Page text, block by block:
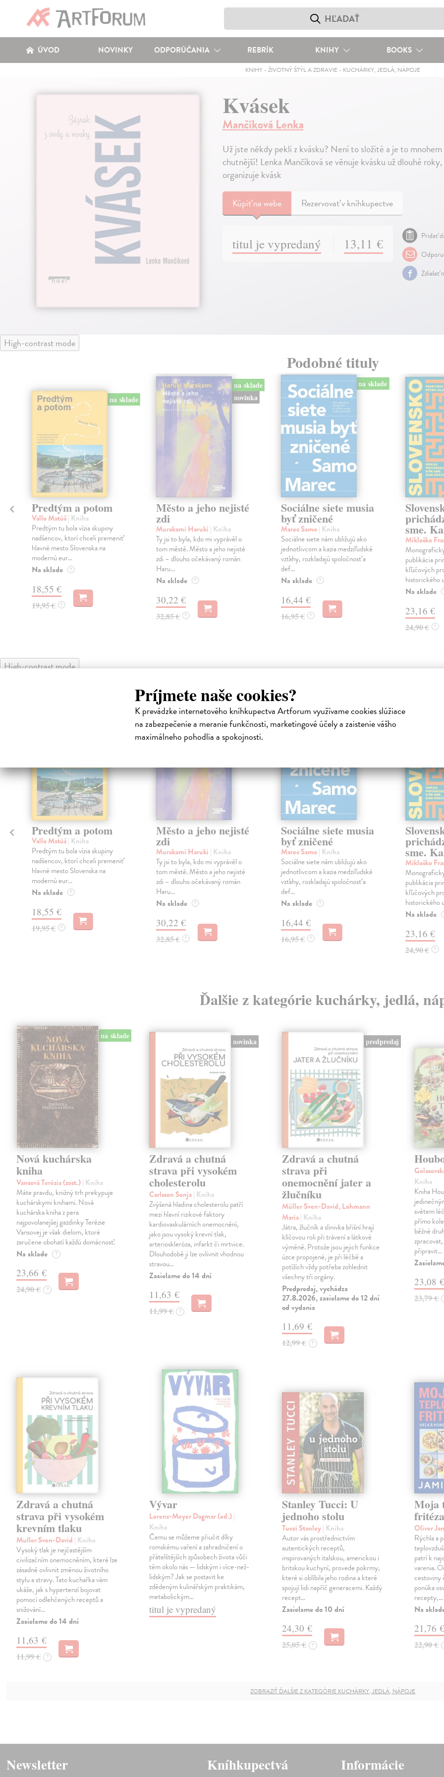
Príjmete naše cookies?
K prevádzke internetového kníhkupectva Artforum využívame cookies slúžiace
na zabezpečenie a meranie funkčnosti, marketingové účely a zaistenie vášho
maximálneho pohodlia a spokojnosti.
ÚVOD NOVINKY ODPORÚČANIA REBRÍK KNIHY BOOKS
KNIHY -ŽIVOTNÝ ŠTÝL A ZDRAVIE - KUCHÁRKY, JEDLÁ, NÁPOJE
Kvásek
Mančíková Lenka
Už jste někdy pekli z kvásku? Není to složité a je to mnohem
chutnější! Lenka Mančíková se věnuje kvásku už dlouhé
organizuje kvásk
Kúpiťna webe Rezervovať v kníhkupectve
titul je vypredaný 13,11 €
Pridať
Zdielať
High-contrast mode
Podobné tituly
na sklade
Predtým a potom
Vallo Matúš| Kniha
Predtým tu bola vízia skupiny
nadšencov, ktorí chceli premeniť
hlavné mesto Slovenska na
modernú eur...
Na sklade ?
18,55 €
19,95 € ?
na sklade
novinka
Město a jeho nejisté
zdi
Murakami Haruki | Kniha
Ty jsi to byla, kdo mi vyprávěl o
tom městě. Město a jeho nejisté
zdi – dlouho očekávaný román
Haru...
Na sklade ?
30,22 €
32,85 € ?
na sklade
Sociálne siete musia
byť zničené
Marec Samo| Kniha
Sociálne siete nám ubližujú ako
jednotlivcom a kazia medziľudské
vzťahy, rozkladajú spoločnosť a
def...
Na sklade ?
16,44 €
16,95 € ?
sme.
Mikloško
publikácia
kľúčových
historického
Na sklade
23,16 €
24,90 € ?
High-contrast mode
Čitatelia s podobným vkusom si kúpili
na sklade
Predtým a potom
Vallo Matúš| Kniha
Predtým tu bola vízia skupiny
nadšencov, ktorí chceli premeniť
hlavné mesto Slovenska na
modernú eur...
Na sklade ?
18,55 €
19,95 € ?
na sklade
novinka
Město a jeho nejisté
zdi
Murakami Haruki | Kniha
Ty jsi to byla, kdo mi vyprávěl o
tom městě. Město a jeho nejisté
zdi – dlouho očekávaný román
Haru...
Na sklade ?
30,22 €
32,85 € ?
na sklade
Sociálne siete musia
byť zničené
Marec Samo| Kniha
Sociálne siete nám ubližujú ako
jednotlivcom a kazia medziľudské
vzťahy, rozkladajú spoločnosť a
def...
Na sklade ?
16,44 €
16,95 € ?
sme.
Mikloško
publikácia
kľúčových
historického
Na sklade
23,16 €
24,90 € ?
Ďalšie z kategórie kuchárky, jedlá,
na sklade
Nová kuchárska
kniha
Vansová Terézia (zost.)| Kniha
Máte pravdu, knižný trh prekypuje
kuchárskymi knihami. Nová
kuchárska kniha z pera
najpovolanejšej gazdinky Terézie
Vansovej je však dielom, ktoré
zaručene obohatí každú domácnosť.
Na sklade ?
23,66 €
24,90 € ?
novinka
Zdravá a chutná
strava při vysokém
cholesterolu
Carlsson Sonja| Kniha
Zvýšená hladina cholesterolu patří
mezi hlavní rizikové faktory
kardiovaskulárních onemocnění,
jako jsou vysoký krevní tlak,
arterioskleróza, infarkt či mrtvice.
Dlouhodobě ji lze ovlivnit vhodnou
stravou…
Zasielame do 14 dní
11,63 €
11,99 € ?
predpredaj
Zdravá a chutná
strava při
onemocnění jater a
žlučníku
Müller Sven-David, Lohmann
Maria| Kniha
Játra, žlučník a slinivka břišní hrají
klíčovou roli při trávení a látkové
výměně. Protože jsou jejich funkce
úzce propojené, je při léčbě a
potížích vždy potřeba zohlednit
všechny tři orgány.
Predpredaj, vychádza
27.8.2026, zasielame do 12 dní
od vydania
11,69 €
12,99 € ?
Kniha
Kniha
světem
přímo
běžné
připravit…
23,08 €
23,79 €
Zdravá a chutná
strava při vysokém
krevním tlaku
Muller Sven-David | Kniha
Vysoký tlak je nejčastějším
civilizačním onemocněním, které lze
zásadně ovlivnit změnou životního
stylu a stravy. Tato kuchařka vám
ukáže, jak s hypertenzí bojovat
pomocí odlehčených receptů a
snižování…
Zasielame do 14 dní
11,63 €
11,99 € ?
Vývar
Lorenz-Meyer Dagmar (ed.)|
Kniha
Čemu se můžeme přiučit díky
romskému vaření a zahradničení o
přátelštějších způsobech života vůči
těm okolo nás — lidským i více-než-
lidským? Jak se postavit ke
zdědeným kulinářským praktikám,
metabolickým…
titul je vypredaný
Stanley Tucci: U
jednoho stolu
Tucci Stanley| Kniha
Autor vás prostřednictvím
autentických receptů,
inspirovaných italskou, americkou i
britskou kuchyní, provede pokrmy,
které si oblíbila jeho rodina a které
spojují lidi napříč generacemi. Každý
recept…
Zasielame do 10 dní
24,30 €
25,05 € ?
Moja
fritéza
Oliver
Rýchla a
patrí k
varenia.
cestoviny
ponúka
recepty,…
Na
21,76 €
22,90 €
ZOBRAZIŤ ĎALŠIE Z KATEGÓRIE KUCHÁRKY, JEDLÁ, NÁPOJE
Newsletter Kníhkupectvá Informácie